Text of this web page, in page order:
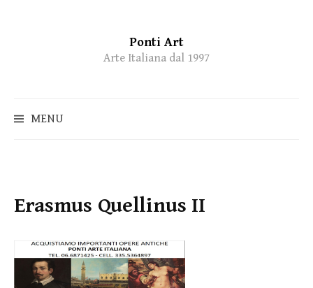
Ponti Art
Arte Italiana dal 1997
MENU
Erasmus Quellinus II